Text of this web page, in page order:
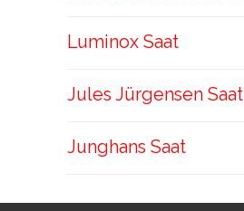
Luminox Saat
Jules Jürgensen Saat
Junghans Saat